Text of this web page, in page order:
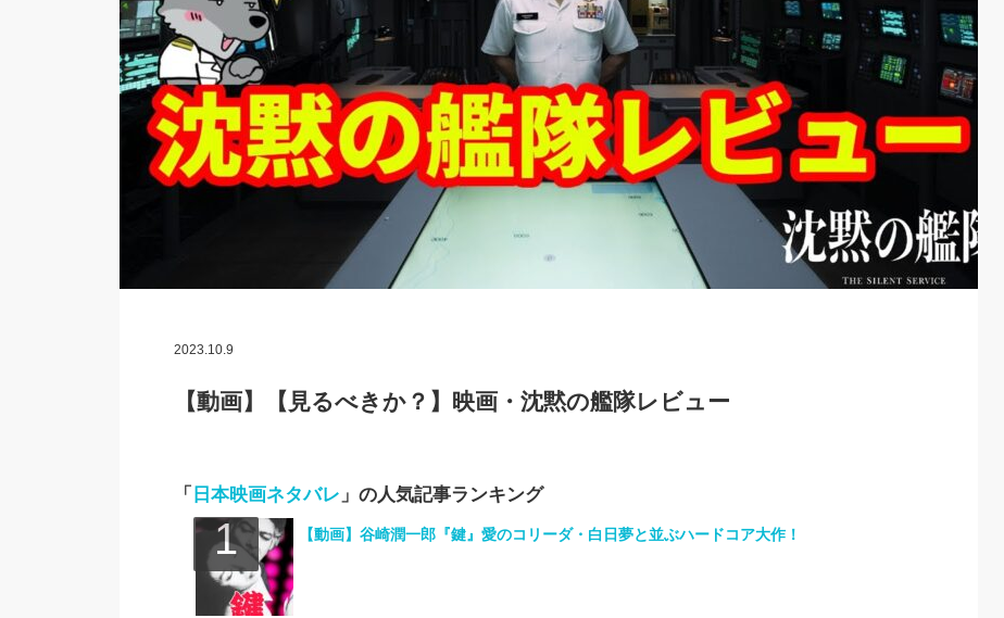
2023.10.9
【動画】【見るべきか？】映画・沈黙の艦隊レビュー
「 日本映画ネタバレ 」の人気記事ランキング
【動画】谷崎潤一郎『鍵』愛のコリーダ・白日夢と並ぶハードコア大作！